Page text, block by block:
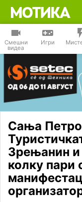
Смешни
видеа
Игри
Сања
Зрењанин и
колку пари